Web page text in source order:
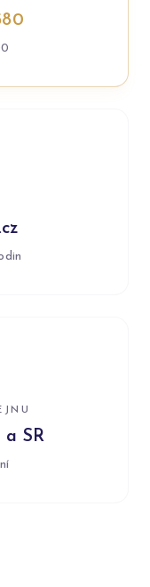
a SR